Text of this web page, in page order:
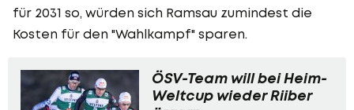
für 2031 so, würden sich Ramsau zumindest die
Kosten für den "Wahlkampf" sparen.
ÖSV-Team will bei Heim-
Weltcup wieder Riiber